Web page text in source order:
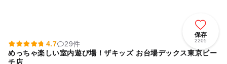
保存
2205
4.7
29件
めっちゃ楽しい室内遊び場！ザキッズ お台場デックス東京ビー
チ店